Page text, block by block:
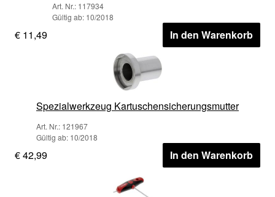
Art. Nr.: 117934
Gültig ab: 10/2018
€ 11,49 In den Warenkorb
Spezialwerkzeug Kartuschensicherungsmutter
Art. Nr.: 121967
Gültig ab: 10/2018
€ 42,99 In den Warenkorb